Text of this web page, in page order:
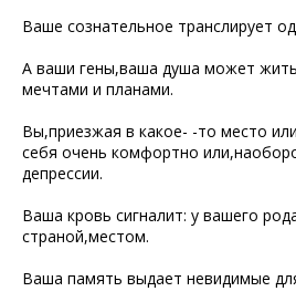
Ваше сознательное транслирует
А ваши гены,ваша душа может
мечтами и планами.
Вы,приезжая в какое- -то место
себя очень комфортно
депрессии.
Ваша кровь сигналит: у вашего
страной,местом.
Ваша память выдает невидимые